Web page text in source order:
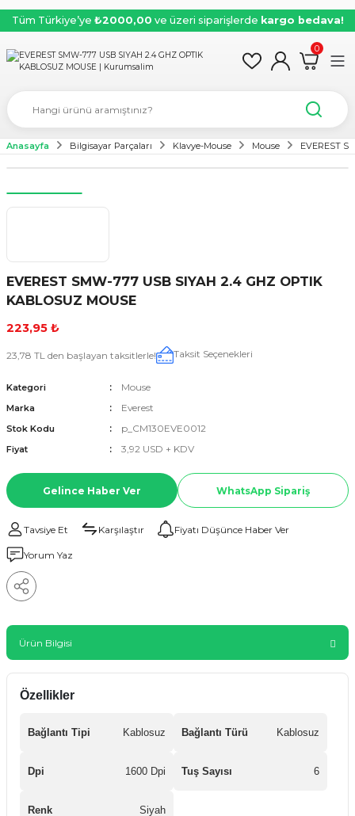
Tüm Türkiye’ye ₺2000,00 ve üzeri siparişlerde kargo bedava!
0
Anasayfa Bilgisayar Parçaları Klavye-Mouse Mouse EVEREST
EVEREST SMW-777 USB SIYAH 2.4 GHZ OPTIK
KABLOSUZ MOUSE
223,95 ₺
23,78 TL den başlayan taksitlerle! Taksit Seçenekleri
Kategori Mouse
Marka Everest
Stok Kodu p_CM130EVE0012
Fiyat 3,92 USD + KDV
Gelince Haber Ver WhatsApp Sipariş
Tavsiye Et Karşılaştır Fiyatı Düşünce Haber Ver
Yorum Yaz
Ürün Bilgisi
Özellikler
Bağlantı Tipi Kablosuz Bağlantı Türü Kablosuz
Dpi 1600 Dpi Tuş Sayısı 6
Renk Siyah